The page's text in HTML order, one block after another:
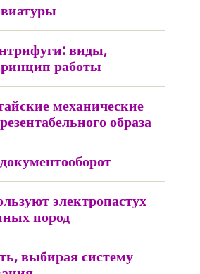
виды,
работы
механические
образа
электропастух
пород
выбирая систему